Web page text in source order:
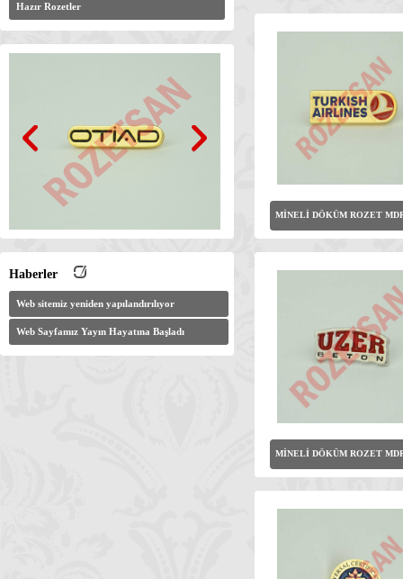
Hazır Rozetler
Haberler
Web sitemiz yeniden yapılandırılıyor
Web Sayfamız Yayın Hayatına Başladı
MİNELİ DÖKÜM ROZET
MİNELİ DÖKÜM ROZET